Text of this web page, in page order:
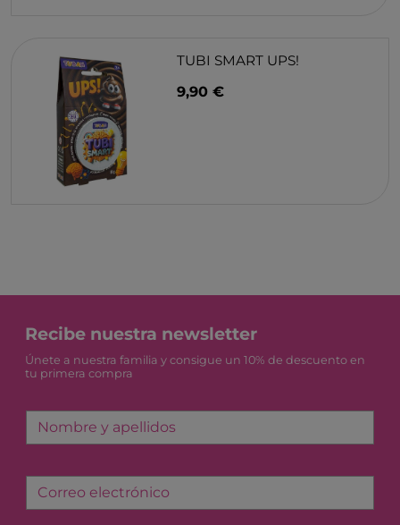
TUBI SMART UPS!
9,90 €
Recibe nuestra newsletter
Únete a nuestra familia y consigue un 10% de descuento en
tu primera compra
Nombre y apellidos
Correo electrónico